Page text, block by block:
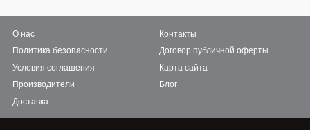
О нас
Политика безопасности
Условия соглашения
Производители
Доставка
Контакты
Договор публичной оферты
Карта сайта
Блог